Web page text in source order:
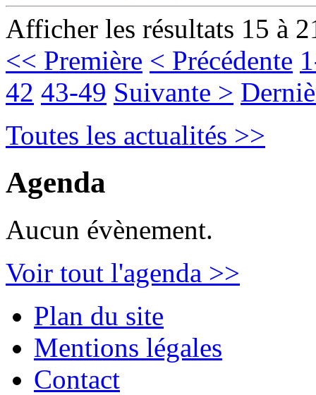
Afficher les résultats 15 à
<< Première < Précédente
42 43-49 Suivante >
Toutes les actualités >>
Agenda
Aucun évènement.
Voir tout l'agenda >>
Plan du site
Mentions légales
Contact